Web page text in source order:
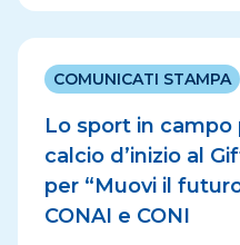
COMUNICATI STAMPA
Lo sport in campo
calcio d’inizio al
per “Muovi il
CONAI e CONI